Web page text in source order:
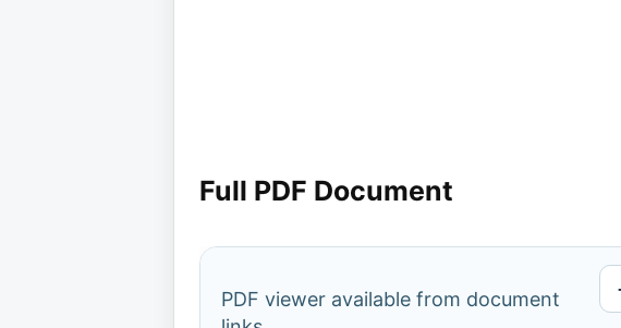
Full PDF Document
PDF viewer available from document